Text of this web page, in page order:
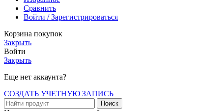
Сравнить
Войти / Зарегистрироваться
Корзина покупок
Закрыть
Войти
Закрыть
Еще нет аккаунта?
СОЗДАТЬ УЧЕТНУЮ ЗАПИСЬ
Поиск